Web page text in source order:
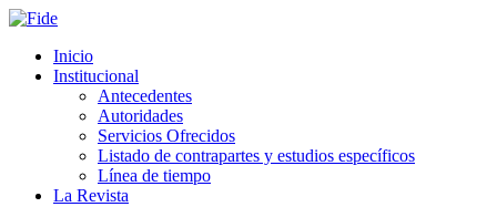
Inicio
Institucional
Antecedentes
Autoridades
Servicios Ofrecidos
Listado de contrapartes y estudios específicos
Línea de tiempo
La Revista